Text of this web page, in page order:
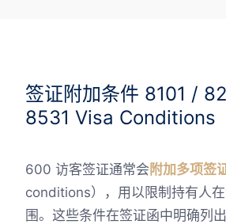
签证附加条件 8101 /
8531 Visa Conditions
600 访客签证通常会 附加多项签
conditions），用以限制持有人
围。这些条件在签证函中明确列